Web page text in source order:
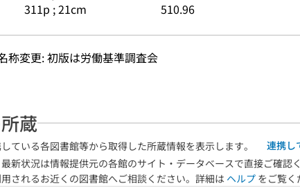
311p ; 21cm 510.96
称変更: 初版は労働基準調査会
蔵
ている各図書館等から取得した所蔵情報を表示します。
連携し
新状況は情報提供元の各館のサイト・データベースで直接ご確認
されるお近くの図書館へご相談ください。詳細は ヘルプ をご覧く